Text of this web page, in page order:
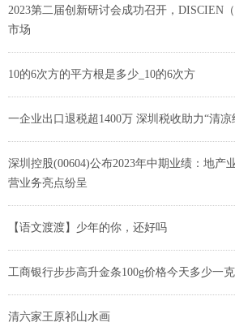
2023第二届创新研讨会成功召开，DISCIEN
市场
10的6次方的平方根是多少_10的6次方
一企业出口退税超1400万 深圳税收助力“清凉
深圳控股(00604)公布2023年中期业绩：地产
营业务亮点纷呈
【语文渡渡】少年的你，还好吗
工商银行步步高升金条100g价格今天多少一克
清六家王原祁山水画